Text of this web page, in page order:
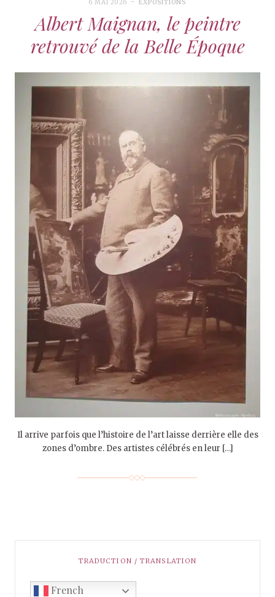
6 MAI 2026 EXPOSITIONS
Albert Maignan, le peintre
retrouvé de la Belle Époque
Il arrive parfois que l’histoire de l’art laisse derrière elle des
zones d’ombre. Des artistes célébrés en leur […]
TRADUCTION / TRANSLATION
French